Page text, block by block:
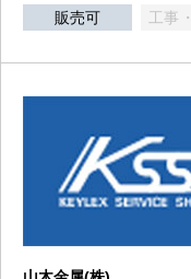
販売可 工事